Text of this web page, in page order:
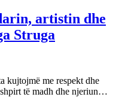
artistin dhe
Struga
kujtojmë me respekt dhe
të madh dhe njeriun…